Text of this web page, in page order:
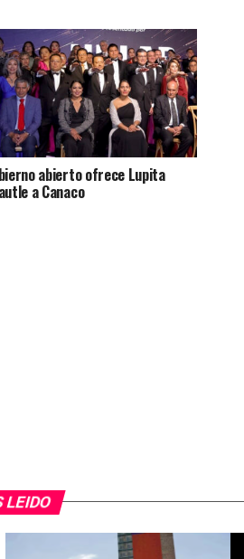
abierto ofrece Lupita
a Canaco
LEIDO